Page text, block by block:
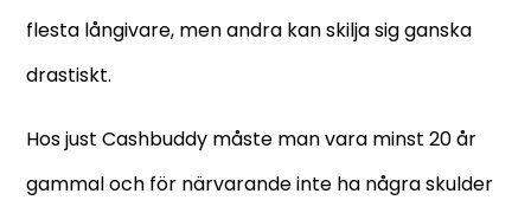
flesta långivare, men andra kan skilja sig ganska
drastiskt.
Hos just Cashbuddy måste man vara minst 20 år
gammal och för närvarande inte ha några skulder